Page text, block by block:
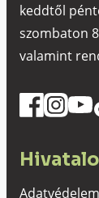
keddtől
szombaton
valamint
Adatvédelem